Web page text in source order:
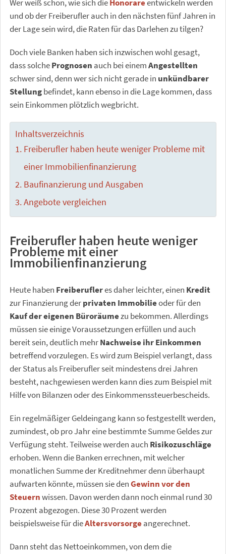
Wer weiß schon, wie sich dieHonorareentwickeln werden
und ob der Freiberufler auch in den nächsten fünf Jahren in
der Lage sein wird, die Raten für das Darlehen zu tilgen?
Doch viele Banken haben sich inzwischen wohl gesagt,
dass solchePrognosen auch bei einemAngestellten
schwer sind, denn wer sich nicht gerade in unkündbarer
Stellungbefindet, kann ebenso in die Lage kommen, dass
sein Einkommen plötzlich wegbricht.
Inhaltsverzeichnis
Freiberufler haben heute weniger Probleme mit
einer Immobilienfinanzierung
Baufinanzierung und Ausgaben
Angebote vergleichen
Freiberufler haben heute weniger
Probleme mit einer
Immobilienfinanzierung
Heute haben Freiberufleres daher leichter, einen Kredit
zur Finanzierung derprivaten Immobilieoder für den
Kauf der eigenen Büroräumezu bekommen. Allerdings
müssen sie einige Voraussetzungen erfüllen und auch
bereit sein, deutlich mehrNachweise ihr Einkommen
betreffend vorzulegen. Es wird zum Beispiel verlangt, dass
der Status als Freiberufler seit mindestens drei Jahren
besteht, nachgewiesen werden kann dies zum Beispiel mit
Hilfe von Bilanzen oder des Einkommenssteuerbescheids.
Ein regelmäßiger Geldeingang kann so festgestellt werden,
zumindest, ob pro Jahr eine bestimmte Summe Geldes zur
Verfügung steht. Teilweise werden auch Risikozuschläge
erhoben. Wenn die Banken errechnen, mit welcher
monatlichen Summe der Kreditnehmer denn überhaupt
aufwarten könnte, müssen sie denGewinn vor den
Steuernwissen. Davon werden dann noch einmal rund 30
Prozent abgezogen. Diese 30 Prozent werden
beispielsweise für dieAltersvorsorgeangerechnet.
Dann steht das Nettoeinkommen, von dem die